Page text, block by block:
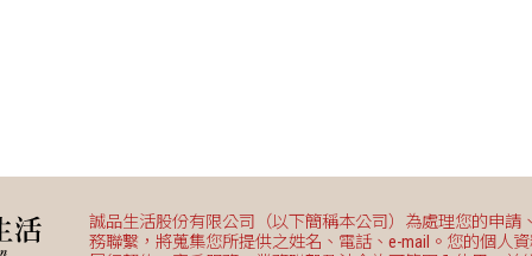
誠品生活股份有限公司（以下簡稱本公司）為處理您的申請
務聯繫，將蒐集您所提供之姓名、電話、e-mail。您的個人